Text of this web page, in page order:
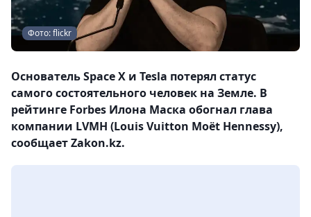
Фото: flickr
Основатель Space X и Tesla потерял статус
самого состоятельного человек на Земле. В
рейтинге Forbes Илона Маска обогнал глава
компании LVMH (Louis Vuitton Moët Hennessy),
сообщает Zakon.kz.